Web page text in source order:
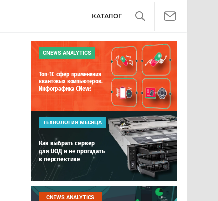
КАТАЛОГ
CNEWS ANALYTICS
Топ-10 сфер применения
квантовых компьютеров.
Инфографика CNews
ТЕХНОЛОГИЯ МЕСЯЦА
Как выбрать сервер
для ЦОД и не прогадать
в перспективе
CNEWS ANALYTICS